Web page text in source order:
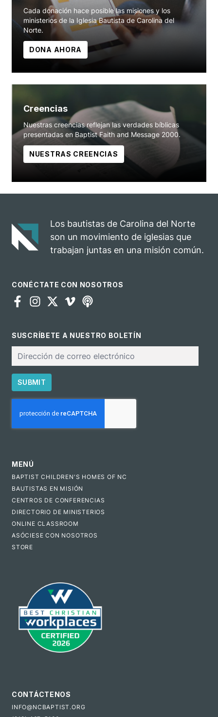
Cada donación hace posible las misiones y los
ministerios de la Iglesia Bautista de Carolina del
Norte.
DONA AHORA
Creencias
Nuestras creencias reflejan las verdades bíblicas
presentadas en Baptist Faith and Message 2000.
NUESTRAS CREENCIAS
Los bautistas de Carolina del Norte
son un movimiento de iglesias que
trabajan juntas en una misión común.
CONÉCTATE CON NOSOTROS
SUSCRÍBETE A NUESTRO BOLETÍN
electrónico
SUBMIT
MENÚ
BAPTIST CHILDREN'S HOMES OF NC
BAUTISTAS EN MISIÓN
CENTROS DE CONFERENCIAS
DIRECTORIO DE MINISTERIOS
ONLINE CLASSROOM
ASÓCIESE CON NOSOTROS
STORE
CONTÁCTENOS
INFO@NCBAPTIST.ORG